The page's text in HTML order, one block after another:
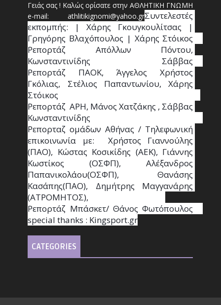
Γειάς σας ! Καλώς ορίσατε στην ΑΘΛΗΤΙΚΗ ΓΝΩΜΗ
e-mail: athlitikignomi@yahoo.grΣυντελεστές
εκπομπής: | Χάρης Γκουγκουλίτσας |
Γρηγόρης Βλαχόπουλος | Χάρης Στόικος
Ρεπορτάζ Απόλλων Πόντου,
Κωνσταντινίδης   Σάββας
Ρεπορτάζ ΠΑΟΚ, Άγγελος Χρήστος
Γκόλιας, Στέλιος Παπαντωνίου, Χάρης
Στόικος
Ρεπορτάζ  ΑΡΗ, Μάνος Χατζάκης , Σάββας
Κωνσταντινίδης
Ρεπορταζ ομάδων Αθήνας / Τηλεφωνική
επικοινωνία με:  Χρήστος Γιαννούλης
(ΠΑΟ), Κώστας Κοσικίδης (ΑΕΚ), Γιάννης
Κωστίκος (ΟΣΦΠ), Αλέξανδρος
Παπανικολάου(ΟΣΦΠ), Θανάσης
Κασάπης(ΠΑΟ), Δημήτρης Μαγγανάρης
(ΑΤΡΟΜΗΤΟΣ),
Ρεπορτάζ Μπάσκετ/ Θάνος Φωτόπουλος
special thanks : Κingsport.gr
CATEGORIES